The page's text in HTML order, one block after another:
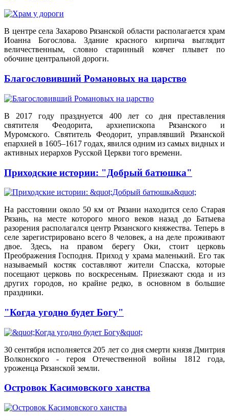
В центре села Захарово Рязанской области располагается храм
Иоанна Богослова. Здание красного кирпича выглядит
величественным, словно старинный ковчег плывет по
обочине центральной дороги.
Благословивший Романовых на царство
В 2017 году празднуется 400 лет со дня преставления
святителя Феодорита, архиепископа Рязанского и
Муромского. Святитель Феодорит, управлявший Рязанской
епархией в 1605–1617 годах, явился одним из самых видных и
активных иерархов Русской Церкви того времени.
Приходские истории: "Добрый батюшка"
На расстоянии около 50 км от Рязани находится село Старая
Рязань, на месте которого много веков назад до Батыева
разорения располагался центр Рязанского княжества. Теперь в
селе зарегистрировано всего 8 человек, а на деле проживают
двое. Здесь, на правом берегу Оки, стоит церковь
Преображения Господня. Приход у храма маленький. Его так
называемый костяк составляют жители Спасска, которые
посещают церковь по воскресеньям. Приезжают сюда и из
других городов, но крайне редко, в основном в большие
праздники.
"Когда угодно будет Богу"
30 сентября исполняется 205 лет со дня смерти князя Дмитрия
Волконского - героя Отечественной войны 1812 года,
уроженца Рязанской земли.
Островок Касимовского ханства